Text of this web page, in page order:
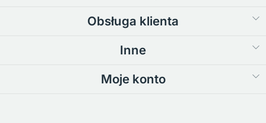
Obsługa klienta
Inne
Moje konto